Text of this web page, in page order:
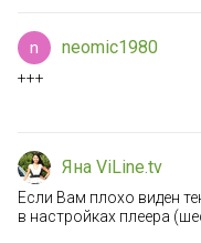
n neomic1980
+++
Яна ViLine.tv
Если Вам плохо виден
в настройках плеера